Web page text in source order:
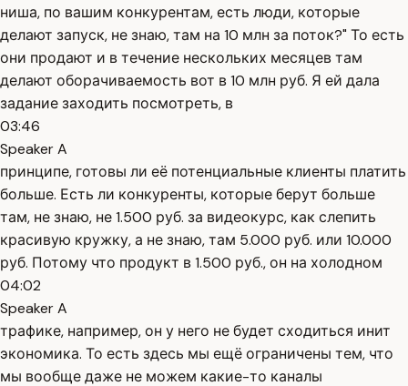
ниша, по вашим конкурентам, есть люди, которые
делают запуск, не знаю, там на 10 млн за поток?" То есть
они продают и в течение нескольких месяцев там
делают оборачиваемость вот в 10 млн руб. Я ей дала
задание заходить посмотреть, в
03:46
Speaker A
принципе, готовы ли её потенциальные клиенты платить
больше. Есть ли конкуренты, которые берут больше
там, не знаю, не 1.500 руб. за видеокурс, как слепить
красивую кружку, а не знаю, там 5.000 руб. или 10.000
руб. Потому что продукт в 1.500 руб., он на холодном
04:02
Speaker A
трафике, например, он у него не будет сходиться инит
экономика. То есть здесь мы ещё ограничены тем, что
мы вообще даже не можем какие-то каналы